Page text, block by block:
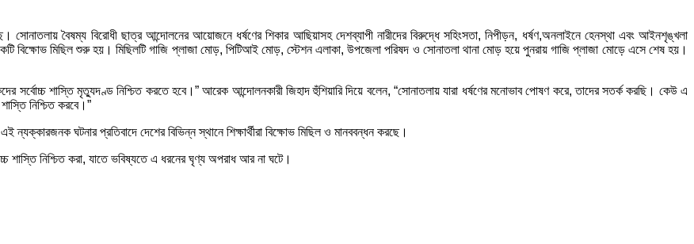
সোনাতলায় বৈষম্য বিরোধী ছাত্র আন্দোলনের আয়োজনে ধর্ষণের শিকার আছিয়াসহ দেশব্যাপী নারীদের বিরুদ্ধে সহিংসতা, নিপীড়ন, ধর্ষণ,অনলাইনে হেনস্থা এবং আইনশৃঙ্খলা
একটি বিক্ষোভ মিছিল শুরু হয়। মিছিলটি গাজি প্লাজা মোড়, পিটিআই মোড়, স্টেশন এলাকা, উপজেলা পরিষদ ও সোনাতলা থানা মোড় হয়ে পুনরায় গাজি প্লাজা মোড়ে এসে শেষ হয়।
সর্বোচ্চ শাস্তি মৃত্যুদণ্ড নিশ্চিত করতে হবে।” আরেক আন্দোলনকারী জিহাদ হুঁশিয়ারি দিয়ে বলেন, “সোনাতলায় যারা ধর্ষণের মনোভাব পোষণ করে, তাদের সতর্ক করছি। কেউ এ
নিশ্চিত করবে।”
ঘটনার প্রতিবাদে দেশের বিভিন্ন স্থানে শিক্ষার্থীরা বিক্ষোভ মিছিল ও মানববন্ধন করছে।
শাস্তি নিশ্চিত করা, যাতে ভবিষ্যতে এ ধরনের ঘৃণ্য অপরাধ আর না ঘটে।